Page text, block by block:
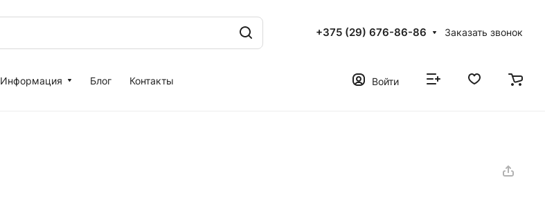
+375 (29) 676-86-86 Заказать звонок
Информация Блог Контакты Войти